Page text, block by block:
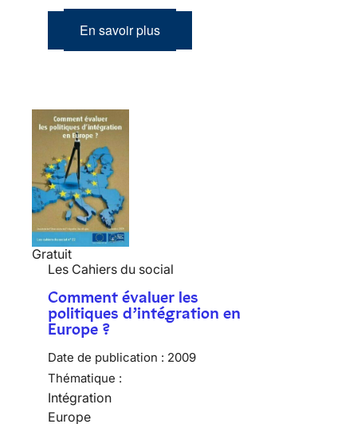
En savoir plus
Gratuit
Les Cahiers du social
Comment évaluer les
politiques d’intégration en
Europe ?
Date de publication : 2009
Thématique :
Intégration
Europe